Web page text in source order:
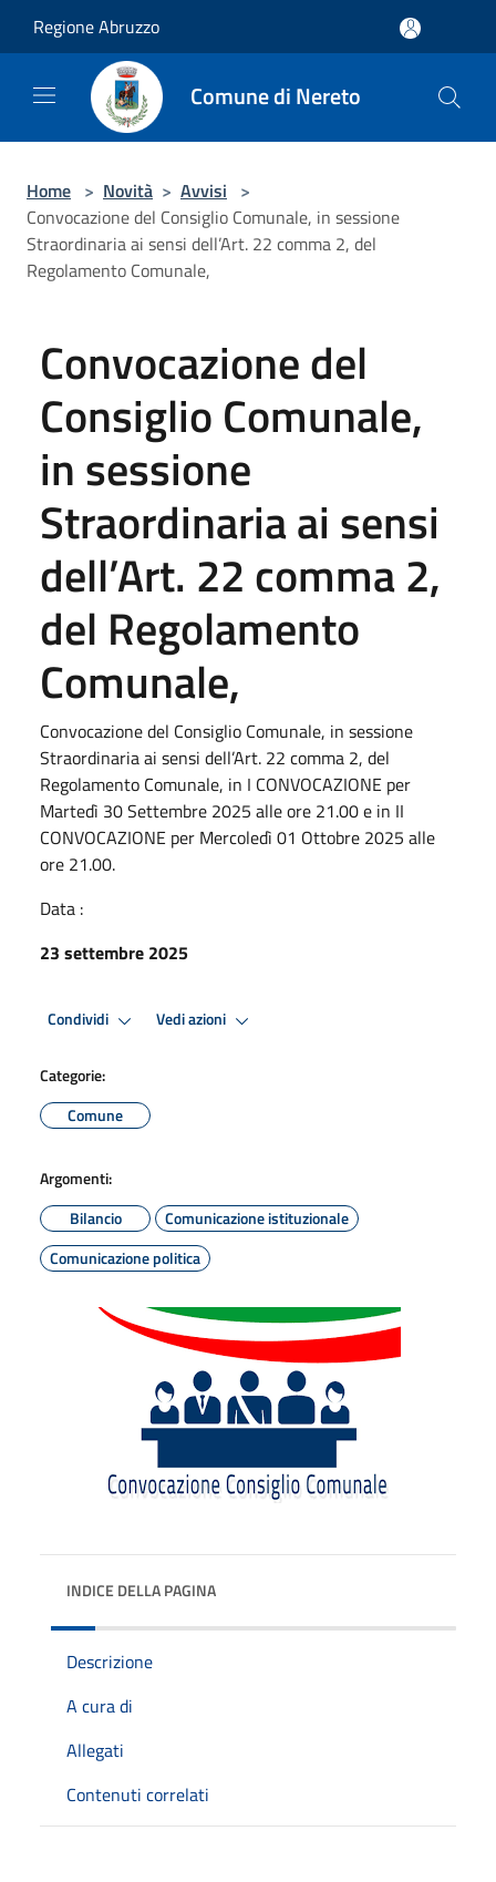
Regione Abruzzo
Comune di Nereto
Home > Novità > Avvisi >
Convocazione del Consiglio Comunale, in sessione
Straordinaria ai sensi dell’Art. 22 comma 2, del
Regolamento Comunale,
Convocazione del
Consiglio Comunale,
in sessione
Straordinaria ai sensi
dell’Art. 22 comma 2,
del Regolamento
Comunale,
Convocazione del Consiglio Comunale, in sessione
Straordinaria ai sensi dell’Art. 22 comma 2, del
Regolamento Comunale, in I CONVOCAZIONE per
Martedì 30 Settembre 2025 alle ore 21.00 e in II
CONVOCAZIONE per Mercoledì 01 Ottobre 2025 alle
ore 21.00.
Data :
23 settembre 2025
Condividi Vedi azioni
Categorie:
Comune
Argomenti:
Bilancio
Comunicazione istituzionale
Comunicazione politica
INDICE DELLA PAGINA
Descrizione
A cura di
Allegati
Contenuti correlati